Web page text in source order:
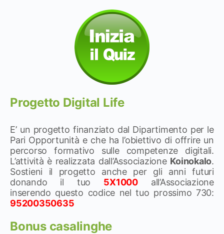
Progetto Digital Life
E’ un progetto finanziato dal Dipartimento per le
Pari Opportunità e che ha l’obiettivo di offrire un
percorso formativo sulle competenze digitali.
L’attività è realizzata dall’Associazione Koinokalo.
Sostieni il progetto anche per gli anni futuri
donando il tuo 5X1000
all’Associazione
inserendo questo codice nel tuo prossimo 730:
95200350635
Bonus casalinghe